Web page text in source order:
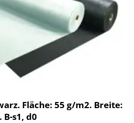
Fläche: 55 g/m2. Breite:
B-s1, d0